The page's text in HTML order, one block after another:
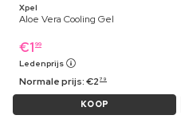
Xpel
Aloe Vera Cooling Gel
€1 99
Ledenprijs
Normale prijs:€2 79
KOOP